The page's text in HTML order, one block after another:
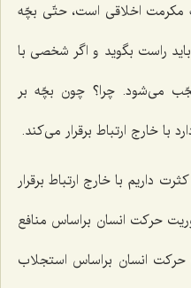
مكرمت اخلاقی است، حتّی بچّه
راست بگوید و اگر شخصی با
می‌شود. چرا؟ چون بچّه بر
خارج ارتباط برقرار می‌كند.
داریم با خارج ارتباط برقرار
حركت انسان براساس منافع
انسان براساس استجلاب